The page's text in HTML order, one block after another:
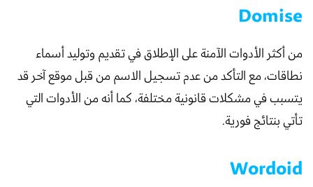
Domise
من أكثر الأدوات الآمنة على الإطلاق في تقديم وتوليد أسماء
نطاقات، مع التأكد من عدم تسجيل الاسم من قبل موقع آخر قد
يتسبب في مشكلات قانونية مختلفة، كما أنه من الأدوات التي
تأتي بنتائج فورية.
Wordoid